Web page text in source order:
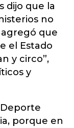
dijo que la
no
que
el Estado
y circo”,
y
porque en